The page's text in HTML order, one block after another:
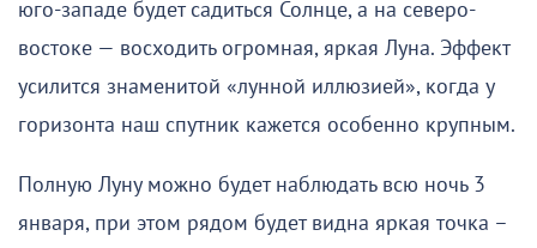
юго-западе будет садиться Солнце, а на северо-
востоке — восходить огромная, яркая Луна. Эффект
усилится знаменитой «лунной иллюзией», когда у
горизонта наш спутник кажется особенно крупным.
Полную Луну можно будет наблюдать всю ночь 3
января, при этом рядом будет видна яркая точка –